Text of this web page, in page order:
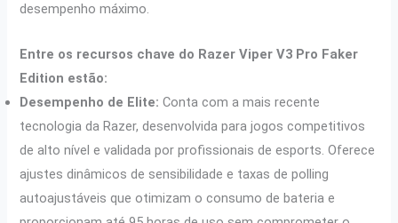
desempenho máximo.
Entre os recursos chave do Razer Viper V3 Pro Faker
Edition estão:
Desempenho de Elite:Conta com a mais recente
tecnologia da Razer, desenvolvida para jogos competitivos
de alto nível e validada por profissionais de esports. Oferece
ajustes dinâmicos de sensibilidade e taxas de polling
autoajustáveis que otimizam o consumo de bateria e